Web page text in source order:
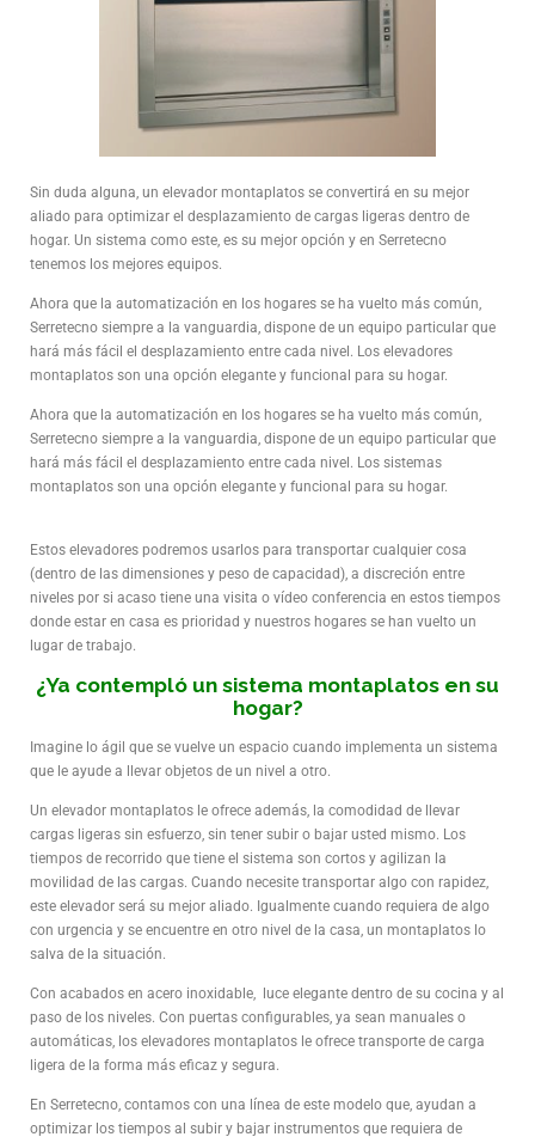
Sin duda alguna, un elevador montaplatos se convertirá en su mejor
aliado para optimizar el desplazamiento de cargas ligeras dentro de
hogar. Un sistema como este, es su mejor opción y en Serretecno
tenemos los mejores equipos.
Ahora que la automatización en los hogares se ha vuelto más común,
Serretecno siempre a la vanguardia, dispone de un equipo particular que
hará más fácil el desplazamiento entre cada nivel. Los elevadores
montaplatos son una opción elegante y funcional para su hogar.
Ahora que la automatización en los hogares se ha vuelto más común,
Serretecno siempre a la vanguardia, dispone de un equipo particular que
hará más fácil el desplazamiento entre cada nivel. Los sistemas
montaplatos son una opción elegante y funcional para su hogar.
Estos elevadores podremos usarlos para transportar cualquier cosa
(dentro de las dimensiones y peso de capacidad), a discreción entre
niveles por si acaso tiene una visita o vídeo conferencia en estos tiempos
donde estar en casa es prioridad y nuestros hogares se han vuelto un
lugar de trabajo.
¿Ya contempló un sistema montaplatos en su
hogar?
Imagine lo ágil que se vuelve un espacio cuando implementa un sistema
que le ayude a llevar objetos de un nivel a otro.
Un elevador montaplatos le ofrece además, la comodidad de llevar
cargas ligeras sin esfuerzo, sin tener subir o bajar usted mismo. Los
tiempos de recorrido que tiene el sistema son cortos y agilizan la
movilidad de las cargas. Cuando necesite transportar algo con rapidez,
este elevador será su mejor aliado. Igualmente cuando requiera de algo
con urgencia y se encuentre en otro nivel de la casa, un montaplatos lo
salva de la situación.
Con acabados en acero inoxidable, luce elegante dentro de su cocina y al
paso de los niveles. Con puertas configurables, ya sean manuales o
automáticas, los elevadores montaplatos le ofrece transporte de carga
ligera de la forma más eficaz y segura.
En Serretecno, contamos con una línea de este modelo que, ayudan a
optimizar los tiempos al subir y bajar instrumentos que requiera de